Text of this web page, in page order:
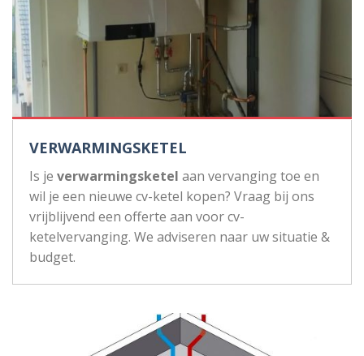
VERWARMINGSKETEL
Is je verwarmingsketel aan vervanging toe en
wil je een nieuwe cv-ketel kopen? Vraag bij ons
vrijblijvend een offerte aan voor cv-
ketelvervanging. We adviseren naar uw situatie &
budget.